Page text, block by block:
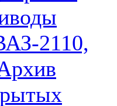
2110,